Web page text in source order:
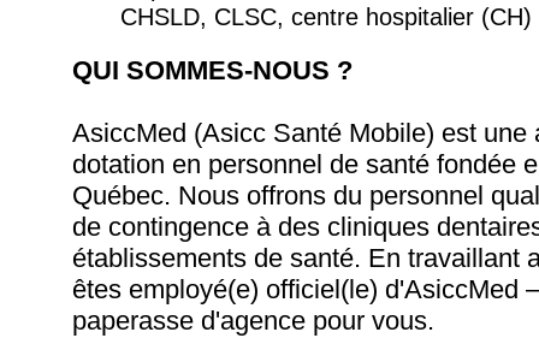
CHSLD, CLSC, centre hospitalier
QUI SOMMES-NOUS ?
AsiccMed (Asicc Santé Mobile) est une
dotation en personnel de santé fondée
Québec. Nous offrons du personnel
de contingence à des cliniques
établissements de santé. En travaillant
êtes employé(e) officiel(le) d'AsiccMed
paperasse d'agence pour vous.